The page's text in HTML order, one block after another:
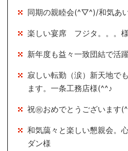
同期の親睦会(^▽^)/和気あ
楽しい宴席 フジタ。。。
新年度も益々一致団結で活
寂しい転勤（涙）新天地で
ます。一条工務店様(^^♪
祝㊗おめでとうございます
和気藹々と楽しい懇親会。
ダン様